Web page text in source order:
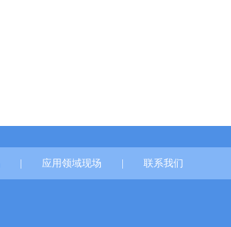
应用领域现场 联系我们